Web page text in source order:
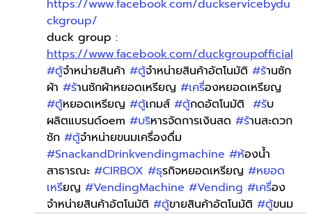
https://www.facebook.com/duckservicebydu
ckgroup/
duck group :
https://www.facebook.com/duckgroupofficial
#ตู้จำหน่ายสินค้า #ตู้จำหน่ายสินค้าอัตโนมัติ #ร้านซัก
ผ้า #ร้านซักผ้าหยอดเหรียญ #เครื่องหยอดเหรียญ
#ตู้หยอดเหรียญ #ตู้เกมส์ #ตู้กดอัตโนมัติ #รับ
ผลิตแบรนด์oem #บริหารจัดการเงินสด #ร้านสะดวก
ซัก #ตู้จำหน่ายขนมเครื่องดื่ม
#SnackandDrinkvendingmachine #ห้องน้ำ
สาธารณะ #CIRBOX #ธุรกิจหยอดเหรียญ #หยอด
เหรียญ #VendingMachine #Vending #เครื่อง
จำหน่ายสินค้าอัตโนมัติ #ตู้ขายสินค้าอัตโนมัติ #ตู้ขนม